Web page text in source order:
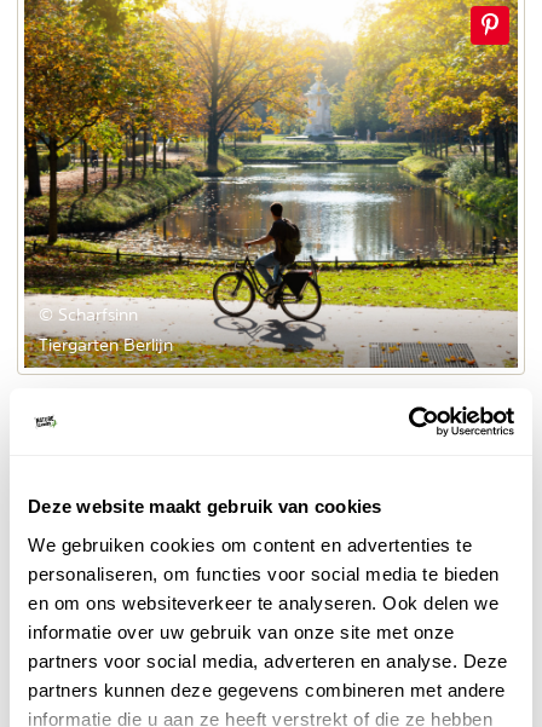
Deze website maakt gebruik van cookies
We gebruiken cookies om content en advertenties te
personaliseren, om functies voor social media te bieden
en om ons websiteverkeer te analyseren. Ook delen we
informatie over uw gebruik van onze site met onze
partners voor social media, adverteren en analyse. Deze
partners kunnen deze gegevens combineren met andere
informatie die u aan ze heeft verstrekt of die ze hebben
© Scharfsinn
Tiergarten Berlijn
De meeste fietspaden in de omgeving van Berlijn
liggen in autovrije straten, waardoor je rustig kunt
hoogtepunten, zoals de Berlijnse Muur fietsen. Op
fietstours in Berlijn. Ook aanbevolen is een fietsreis
buiten de stad, omdat je dan de mooie omgeving kan
ontdekken. Vanaf Berlijn kan je bijvoorbeeld fietsen
naar de Poolse grens, langs prachtige glasheldere
meren.